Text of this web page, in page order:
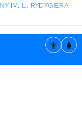
IM. L. RYDYGIERA